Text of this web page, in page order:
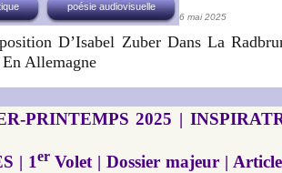
poésie audiovisuelle
6 mai 2025
D’Isabel Zuber Dans La
Allemagne
PRINTEMPS 2025 |
| 1er Volet | Dossier majeur |